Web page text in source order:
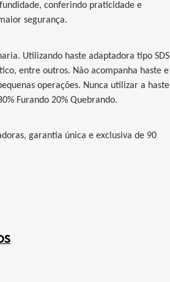
conferindo praticidade e
segurança.
Utilizando haste adaptadora tipo SDS
entre outros. Não acompanha haste e
operações. Nunca utilizar a haste
Furando 20% Quebrando.
garantia única e exclusiva de 90